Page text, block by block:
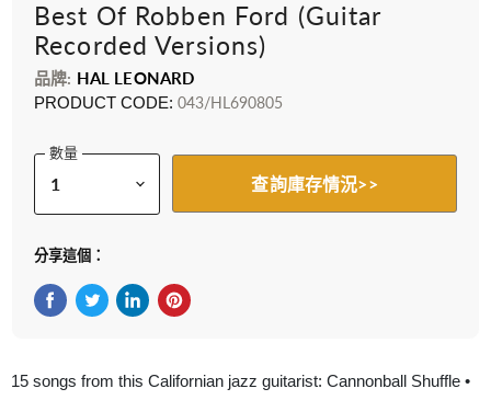
Best Of Robben Ford (Guitar
Recorded Versions)
品牌: HAL LEONARD
PRODUCT CODE: 043/HL690805
數量
查詢庫存情況>>
分享這個：
15 songs from this Californian jazz guitarist: Cannonball Shuffle •